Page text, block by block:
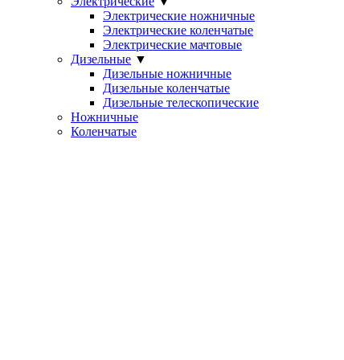
Электрические ножничные
Электрические коленчатые
Электрические мачтовые
Дизельные ▼
Дизельные ножничные
Дизельные коленчатые
Дизельные телескопические
Ножничные
Коленчатые